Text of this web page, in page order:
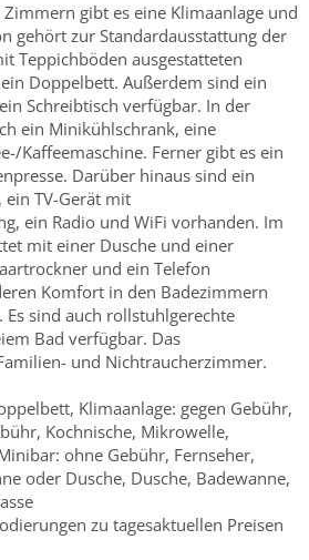
Zimmern gibt es eine Klimaanlage und
gehört zur Standardausstattung der
Teppichböden ausgestatteten
Doppelbett. Außerdem sind ein
Schreibtisch verfügbar. In der
ein Minikühlschrank, eine
Kaffeemaschine. Ferner gibt es ein
Darüber hinaus sind ein
TV-Gerät mit
ein Radio und WiFi vorhanden. Im
mit einer Dusche und einer
und ein Telefon
Komfort in den Badezimmern
sind auch rollstuhlgerechte
Bad verfügbar. Das
und Nichtraucherzimmer.
Klimaanlage: gegen Gebühr,
Kochnische, Mikrowelle,
ohne Gebühr, Fernseher,
oder Dusche, Dusche, Badewanne,
zu tagesaktuellen Preisen